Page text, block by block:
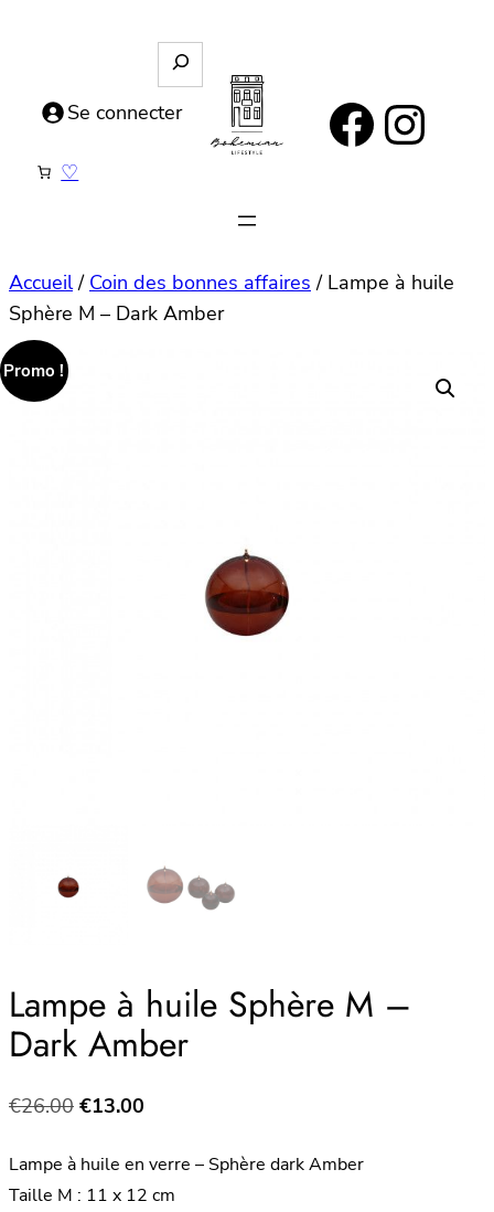
https://www.facebook.com/bohemianlifestyle.be Instagram
e
c
e
Se connecter
♡
Accueil/ Coin des bonnes affaires / Lampe à huile
Sphère M – Dark Amber
Promo !
Lampe à huile Sphère M –
Dark Amber
€26.00 Le
initial
était :
€13.00
actuel
est :
Lampe à huile en verre – Sphère dark Amber
Taille M : 11 x 12 cm